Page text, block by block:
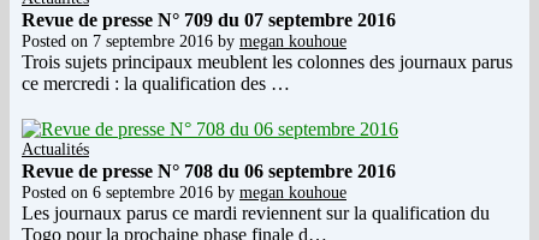
Revue de presse N° 709 du 07 septembre 2016
Posted on 7 septembre 2016 by megan kouhoue
Trois sujets principaux meublent les colonnes des journaux parus
ce mercredi : la qualification des …
Actualités
Revue de presse N° 708 du 06 septembre 2016
Posted on 6 septembre 2016 by megan kouhoue
Les journaux parus ce mardi reviennent sur la qualification du
Togo pour la prochaine phase finale d…